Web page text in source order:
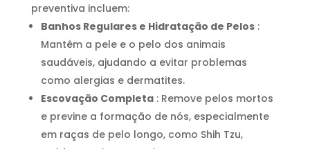
preventiva incluem:
Banhos Regulares e Hidratação de Pelos:
Mantêm a pele e o pelo dos animais
saudáveis, ajudando a evitar problemas
como alergias e dermatites.
Escovação Completa: Remove pelos mortos
e previne a formação de nós, especialmente
em raças de pelo longo, como Shih Tzu,